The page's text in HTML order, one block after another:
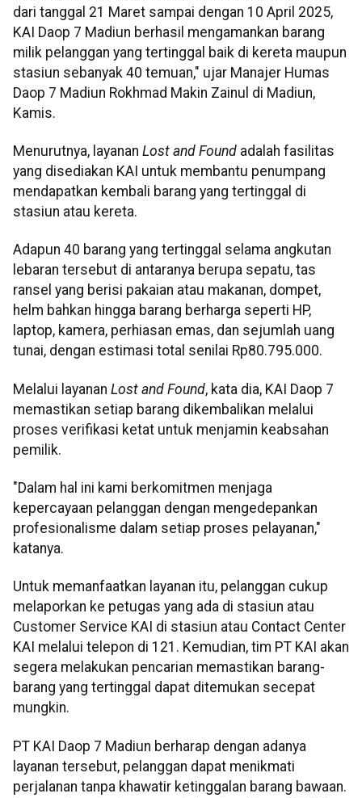
dari tanggal 21 Maret sampai dengan 10 April 2025,
KAI Daop 7 Madiun berhasil mengamankan barang
milik pelanggan yang tertinggal baik di kereta maupun
stasiun sebanyak 40 temuan," ujar Manajer Humas
Daop 7 Madiun Rokhmad Makin Zainul di Madiun,
Kamis.
Menurutnya, layanan Lost and Found adalah fasilitas
yang disediakan KAI untuk membantu penumpang
mendapatkan kembali barang yang tertinggal di
stasiun atau kereta.
Adapun 40 barang yang tertinggal selama angkutan
lebaran tersebut di antaranya berupa sepatu, tas
ransel yang berisi pakaian atau makanan, dompet,
helm bahkan hingga barang berharga seperti HP,
laptop, kamera, perhiasan emas, dan sejumlah uang
tunai, dengan estimasi total senilai Rp80.795.000.
Melalui layanan Lost and Found, kata dia, KAI Daop 7
memastikan setiap barang dikembalikan melalui
proses verifikasi ketat untuk menjamin keabsahan
pemilik.
"Dalam hal ini kami berkomitmen menjaga
kepercayaan pelanggan dengan mengedepankan
profesionalisme dalam setiap proses pelayanan,"
katanya.
Untuk memanfaatkan layanan itu, pelanggan cukup
melaporkan ke petugas yang ada di stasiun atau
Customer Service KAI di stasiun atau Contact Center
KAI melalui telepon di 121. Kemudian, tim PT KAI akan
segera melakukan pencarian memastikan barang-
barang yang tertinggal dapat ditemukan secepat
mungkin.
PT KAI Daop 7 Madiun berharap dengan adanya
layanan tersebut, pelanggan dapat menikmati
perjalanan tanpa khawatir ketinggalan barang bawaan.